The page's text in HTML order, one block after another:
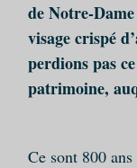
de Notre-
visage crispé
perdions pas
patrimoine,
Ce sont 800